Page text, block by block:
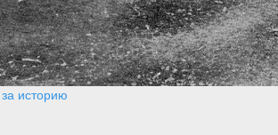
историю